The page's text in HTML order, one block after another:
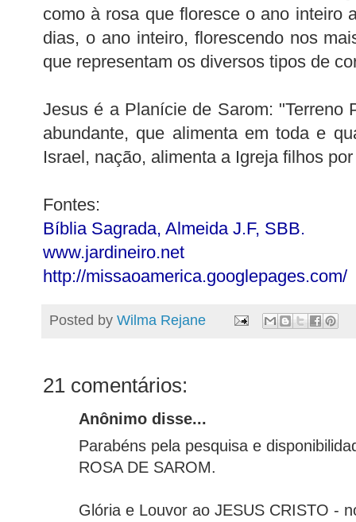
como à rosa que floresce o ano inteiro
dias, o ano inteiro, florescendo nos
que representam os diversos tipos de
Jesus é a Planície de Sarom: "Terreno
abundante, que alimenta em toda e
Israel, nação, alimenta a Igreja filhos
Fontes:
Bíblia Sagrada, Almeida J.F, SBB.
www.jardineiro.net
http://missaoamerica.googlepages.com/
Posted by Wilma Rejane
21 comentários:
Anônimo disse...
Parabéns pela pesquisa e
ROSA DE SAROM.
Glória e Louvor ao JESUS CRISTO -